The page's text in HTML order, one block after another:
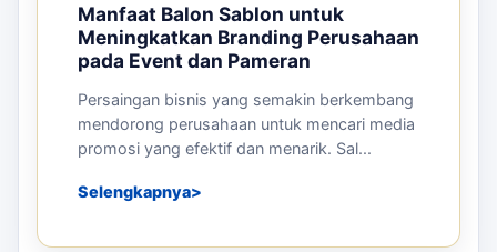
Manfaat Balon Sablon untuk
Meningkatkan Branding Perusahaan
pada Event dan Pameran
Persaingan bisnis yang semakin berkembang
mendorong perusahaan untuk mencari media
promosi yang efektif dan menarik. Sal...
Selengkapnya